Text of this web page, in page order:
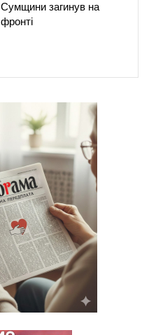
Сумщини загинув на
фронті